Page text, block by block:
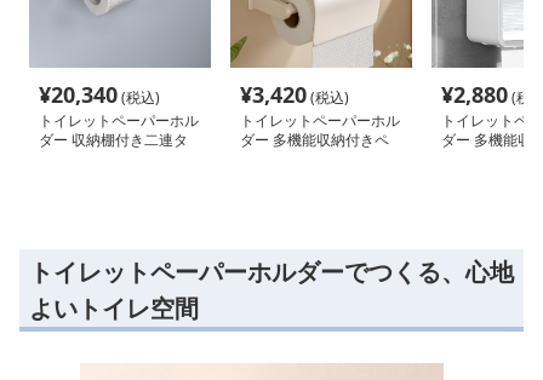
¥20,340(税込)
トイレットペーパーホル
ダー 収納棚付き二連タ
¥3,420(税込)
トイレットペーパーホル
ダー 多機能収納付きペ
¥2,880(税
トイレットペ
ダー 多機能収
トイレットペーパーホルダーでつくる、心地
よいトイレ空間